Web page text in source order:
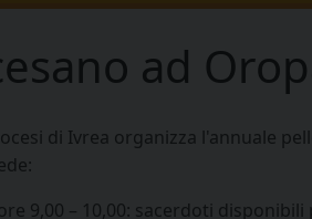
ad
di Ivrea organizza l'annuale
9,00 – 10,00: sacerdoti disponibili